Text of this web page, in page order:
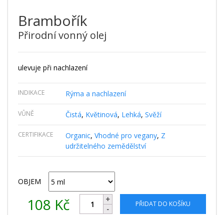
Brambořík
Přirodní vonný olej
ulevuje při nachlazení
INDIKACE Rýma a nachlazení
VŮNĚ Čistá, Květinová, Lehká, Svěží
CERTIFIKACE Organic, Vhodné pro vegany, Z
udržitelného zemědělství
OBJEM
108 Kč PŘIDAT DO KOŠÍKU